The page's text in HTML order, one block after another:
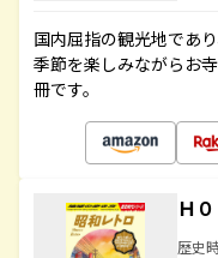
国内屈指の観光地であ
季節を楽しみながらお
冊です。
Ｈ
歴史